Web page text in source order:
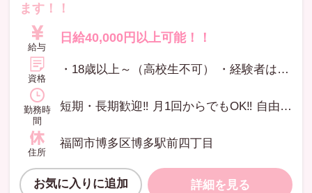
ます！！
給与
日給40,000円以上可能！！
資格
・18歳以上～（高校生不可） ・経験者はもちろん、未経験者の方大歓迎☆
勤務時
間
短期・長期歓迎‼ 月1回からでもOK‼ 自由シフト制 【完全自由出勤】 11時〜AM１時の間での完全自由出勤！ 短時間もOK！！
住所
福岡市博多区博多駅前四丁目
お気に入りに追加 詳細を見る